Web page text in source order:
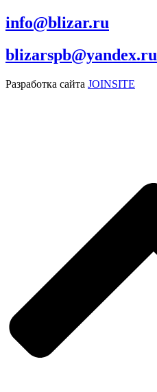
info@blizar.ru
blizarspb@yandex.ru
Разработка сайта JOINSITE